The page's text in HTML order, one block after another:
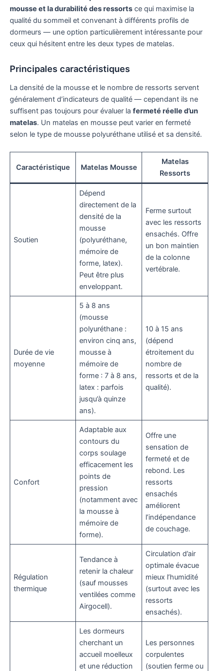
mousse et la durabilité des ressorts ce qui maximise la
qualité du sommeil et convenant à différents profils de
dormeurs — une option particulièrement intéressante pour
ceux qui hésitent entre les deux types de matelas.
Principales caractéristiques
La densité de la mousse et le nombre de ressorts servent
généralement d’indicateurs de qualité — cependant ils ne
suffisent pas toujours pour évaluer la fermeté réelle d’un
matelas. Un matelas en mousse peut varier en fermeté
selon le type de mousse polyuréthane utilisé et sa densité.
Caractéristique Matelas Mousse
Matelas
Ressorts
Soutien
Dépend
directement de la
densité de la
mousse
(polyuréthane,
mémoire de
forme, latex).
Peut être plus
enveloppant.
Ferme surtout
avec les ressorts
ensachés. Offre
un bon maintien
de la colonne
vertébrale.
Durée de vie
moyenne
5 à 8 ans
(mousse
polyuréthane :
environ cinq ans,
mousse à
mémoire de
forme : 7 à 8 ans,
latex : parfois
jusqu’à quinze
ans).
10 à 15 ans
(dépend
étroitement du
nombre de
ressorts et de la
qualité).
Confort
Adaptable aux
contours du
corps soulage
efficacement les
points de
pression
(notamment avec
la mousse à
mémoire de
forme).
Offre une
sensation de
fermeté et de
rebond. Les
ressorts
ensachés
améliorent
l’indépendance
de couchage.
Régulation
thermique
Tendance à
retenir la chaleur
(sauf mousses
ventilées comme
Airgocell).
Circulation d’air
optimale évacue
mieux l’humidité
(surtout avec les
ressorts
ensachés).
Les dormeurs
cherchant un
accueil moelleux
et une réduction
Les personnes
corpulentes
(soutien ferme ou